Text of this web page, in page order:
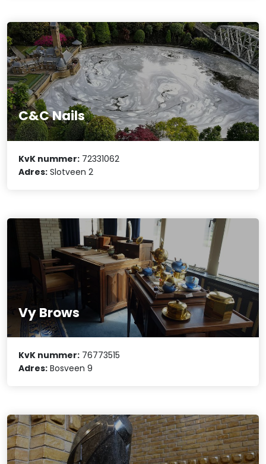
C&C Nails
KvK nummer: 72331062
Adres: Slotveen 2
Vy Brows
KvK nummer: 76773515
Adres: Bosveen 9